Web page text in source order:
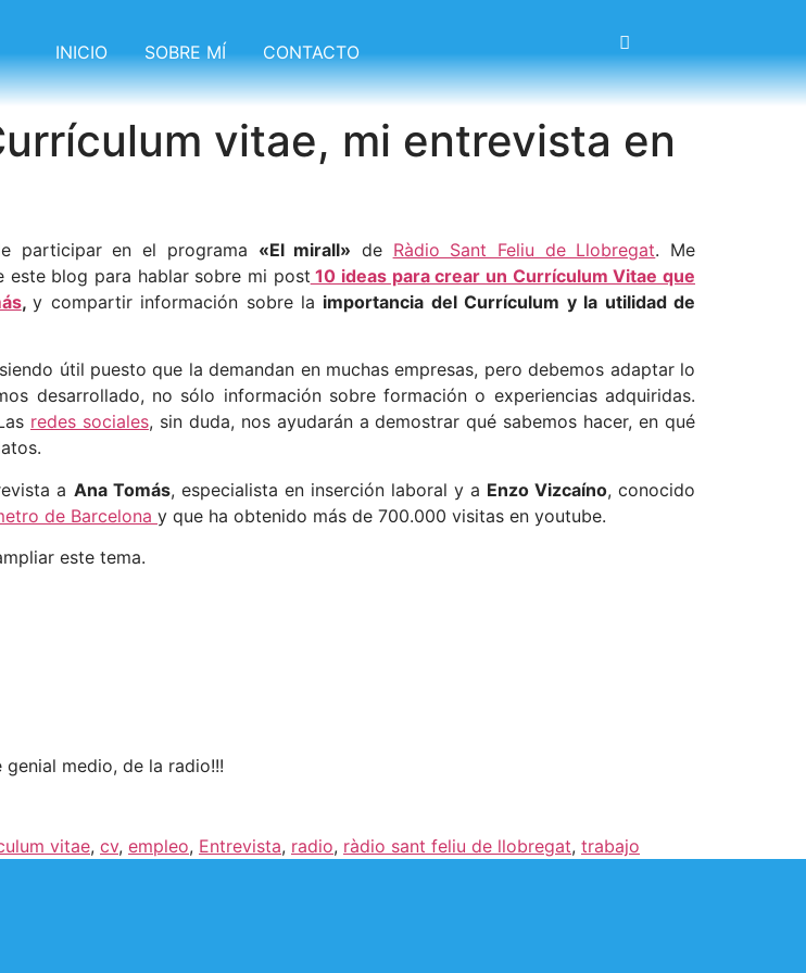
INICIO SOBRE MÍ CONTACTO
vitae, mi entrevista en
participar en el programa «El mirall» de Ràdio Sant Feliu de Llobregat. Me
este blog para hablar sobre mi post 10 ideas para crear un Currículum Vitae que
,y compartir información sobre la importancia del Currículum y la utilidad de
útil puesto que la demandan en muchas empresas, pero debemos adaptar lo
desarrollado, no sólo información sobre formación o experiencias adquiridas.
redes sociales, sin duda, nos ayudarán a demostrar qué sabemos hacer, en qué
a Ana Tomás, especialista en inserción laboral y a Enzo Vizcaíno, conocido
de Barcelona y que ha obtenido más de 700.000 visitas en youtube.
este tema.
medio, de la radio!!!
vitae, cv, empleo, Entrevista, radio, ràdio sant feliu de llobregat, trabajo